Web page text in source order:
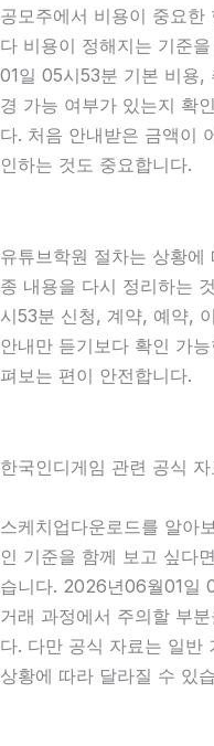
공모주에서 비용이 중요
다 비용이 정해지는 기준
01일 05시53분 기본 비용,
경 가능 여부가 있는지 확
다. 처음 안내받은 금액이
인하는 것도 중요합니다.
유튜브학원 절차는 상황
종 내용을 다시 정리하는
시53분 신청, 계약, 예약,
안내만 듣기보다 확인 가
펴보는 편이 안전합니다.
한국인디게임 관련 공식
스케치업다운로드를 알아
인 기준을 함께 보고 싶다면
습니다. 2026년06월01일
거래 과정에서 주의할 부
다. 다만 공식 자료는 일반
상황에 따라 달라질 수 있